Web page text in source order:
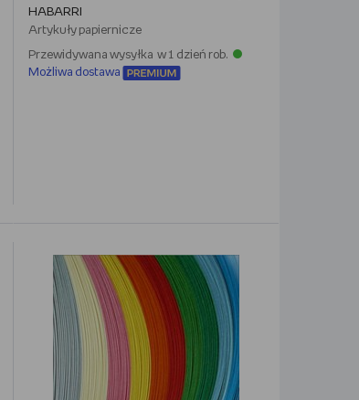
HABARRI
Artykuły papiernicze
Przewidywana wysyłka w 1 dzień rob.
Możliwa dostawa